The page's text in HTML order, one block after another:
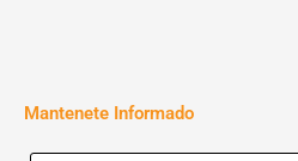
Mantenete Informado